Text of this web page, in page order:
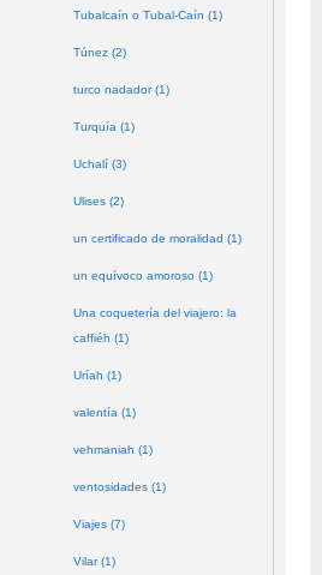
Tubalcaín o Tubal-Caín (1)
Túnez (2)
turco nadador (1)
Turquía (1)
Uchalí (3)
Ulises (2)
un certificado de moralidad (1)
un equívoco amoroso (1)
Una coquetería del viajero: la
caffiéh (1)
Uríah (1)
valentía (1)
vehmaniah (1)
ventosidades (1)
Viajes (7)
Vilar (1)